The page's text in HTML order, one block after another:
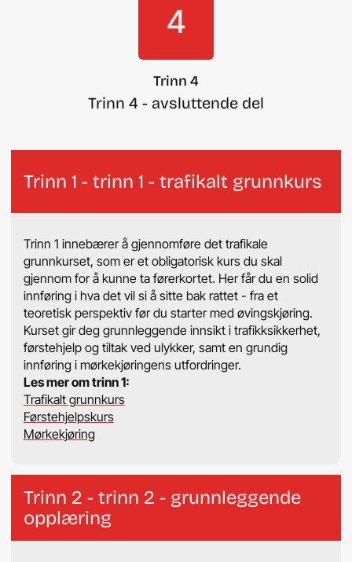
4
Trinn 4
Trinn 4 - avsluttende del
Trinn 1 - trinn 1 - trafikalt grunnkurs
Trinn 1 innebærer å gjennomføre det trafikale
grunnkurset, som er et obligatorisk kurs du skal
gjennom for å kunne ta førerkortet. Her får du en solid
innføring i hva det vil si å sitte bak rattet - fra et
teoretisk perspektiv før du starter med øvingskjøring.
Kurset gir deg grunnleggende innsikt i trafikksikkerhet,
førstehjelp og tiltak ved ulykker, samt en grundig
innføring i mørkekjøringens utfordringer.
Les mer om trinn 1:
Trafikalt grunnkurs
Førstehjelpskurs
Mørkekjøring
Trinn 2 - trinn 2 - grunnleggende
opplæring